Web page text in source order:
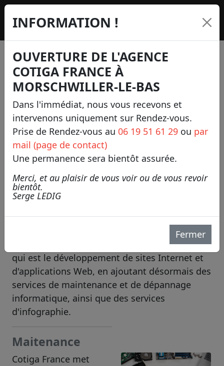
COTIGA FRANCE
S'installe à :
MORSCHWILLER-LE-BAS
1 rue de la 1ère Armée
Française
L'entreprise Informatique Cotiga France,
L'entreprise conserve son activité principale,
qui est le développement de sites Internet et
d'applications Web, en ajoutant désormais des
services de maintenance et de dépannage
informatique, ainsi que des services
d'infographie.
Maitenance
Cotiga France met
INFORMATION !
OUVERTURE DE L'AGENCE
COTIGA FRANCE À
MORSCHWILLER-LE-BAS
Dans l'immédiat, nous vous recevons et
intervenons uniquement sur Rendez-vous.
Prise de Rendez-vous au 06 19 51 61 29 ou par
mail (page de contact)
Une permanence sera bientôt assurée.
Merci, et au plaisir de vous voir ou de vous revoir
bientôt.
Serge LEDIG
Fermer